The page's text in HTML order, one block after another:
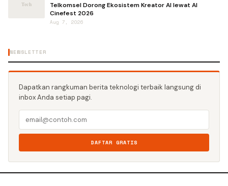
Telkomsel Dorong Ekosistem Kreator AI lewat AI
Cinefest 2026
Aug 7, 2026
NEWSLETTER
Dapatkan rangkuman berita teknologi terbaik langsung di
inbox Anda setiap pagi.
DAFTAR GRATIS